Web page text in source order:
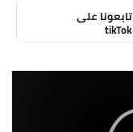
تابعونا على
tikTok